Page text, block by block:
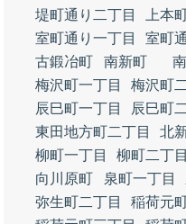
堤町通り二丁目
上本
室町通り一丁目
室町
古鍛冶町
南新町
梅沢町一丁目
梅沢町
辰巳町一丁目
辰巳町
東田地方町二丁目
北
柳町一丁目
柳町二丁目
向川原町
泉町一丁目
弥生町二丁目
稲荷元